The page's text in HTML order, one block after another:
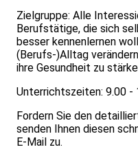
Zielgruppe: Alle
Berufstätige, die sich
besser kennenlernen
(Berufs-)Alltag
ihre Gesundheit zu
Unterrichtszeiten: 9.00 -
Fordern Sie den
senden Ihnen diesen
E-Mail zu.